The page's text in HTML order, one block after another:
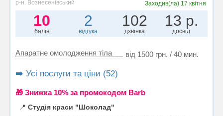
р-н. Вознесенівський Заходив(ла) 17 квітня
10
балів
2
відгука
102
дзвінка
13 р.
досвід
Апаратне омолодження тіла від 1500 грн. / 40 мин.
➡️ Усі послуги та ціни (52)
🎁 Знижка 10% за промокодом Barb
📍 Студія краси "Шоколад"